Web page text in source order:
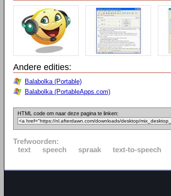
Andere edities:
Balabolka (Portable)
Balabolka (PortableApps.com)
HTML code om naar deze pagina te linken:
Trefwoorden:
text
speech spraak text-to-speech